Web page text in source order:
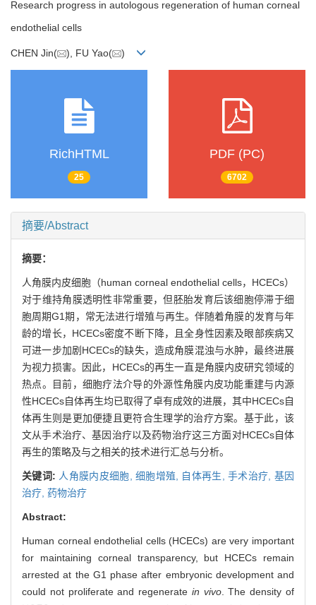
Research progress in autologous regeneration of human corneal
endothelial cells
CHEN Jin( ), FU Yao( )
RichHTML
25
PDF (PC)
6702
摘要/Abstract
摘要：
人角膜内皮细胞（human corneal endothelial cells，HCECs）
对于维持角膜透明性非常重要，但胚胎发育后该细胞停滞于细
胞周期G1期，常无法进行增殖与再生。伴随着角膜的发育与年
龄的增长，HCECs密度不断下降，且全身性因素及眼部疾病又
可进一步加剧HCECs的缺失，造成角膜混浊与水肿，最终进展
为视力损害。因此，HCECs的再生一直是角膜内皮研究领域的
热点。目前，细胞疗法介导的外源性角膜内皮功能重建与内源
性HCECs自体再生均已取得了卓有成效的进展，其中HCECs自
体再生则是更加便捷且更符合生理学的治疗方案。基于此，该
文从手术治疗、基因治疗以及药物治疗这三方面对HCECs自体
再生的策略及与之相关的技术进行汇总与分析。
关键词: 人角膜内皮细胞, 细胞增殖, 自体再生,手术治疗, 基因
治疗, 药物治疗
Abstract:
Human corneal endothelial cells (HCECs) are very important
for maintaining corneal transparency, but HCECs remain
arrested at the G1 phase after embryonic development and
could not proliferate and regenerate in vivo. The density of